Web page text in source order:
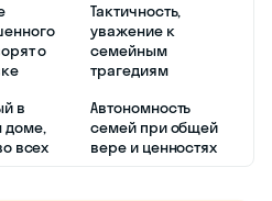
о
Тактичность,
уважение к
семейным
трагедиям
в
доме,
всех
Автономность
семей при общей
вере и ценностях